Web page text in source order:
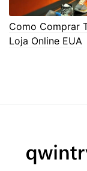
Como Comprar
Loja Online EUA